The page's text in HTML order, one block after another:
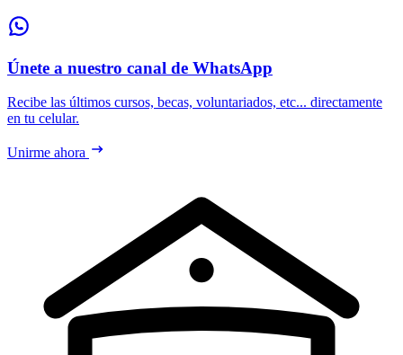
Únete a nuestro canal de WhatsApp
Recibe las últimos cursos, becas, voluntariados, etc... directamente
en tu celular.
Unirme ahora